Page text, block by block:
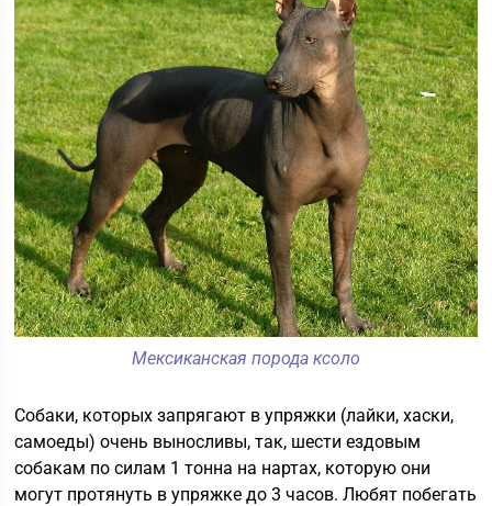
Мексиканская порода ксоло
Собаки, которых запрягают в упряжки (лайки, хаски,
самоеды) очень выносливы, так, шести ездовым
собакам по силам 1 тонна на нартах, которую они
могут протянуть в упряжке до 3 часов. Любят побегать